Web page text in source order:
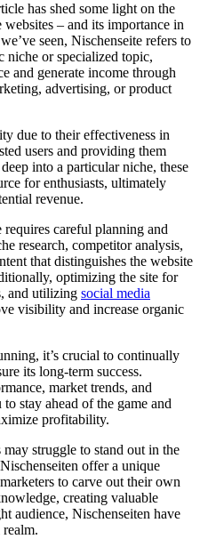
has shed ⁤some light on ‍the
– and its ⁢importance in
seen,⁢ Nischenseite refers to
niche⁣ or specialized topic,
and generate income through
advertising, or​ product
due to ⁢their effectiveness in
users ⁤and providing ‍them
‍into a particular niche,⁣ these
⁢for enthusiasts, ultimately
revenue.
​requires ⁣careful planning and
research, competitor⁢ analysis,
that distinguishes the website
optimizing the⁤ site for
and utilizing social media
visibility and ⁣increase organic
⁣it’s crucial to continually
its ⁢long-term success.
market trends, and
stay ahead of the game and
profitability.
struggle to stand ‌out in‌ the
offer a unique
to ​carve out their own​
creating valuable
‌audience, ⁣Nischenseiten ⁣have⁢